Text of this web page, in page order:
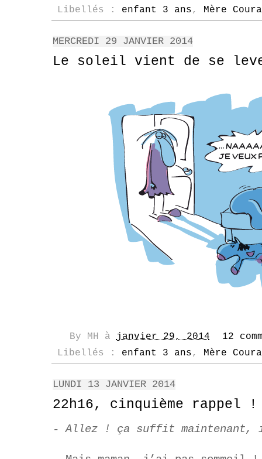
Libellés : enfant 3 ans, Mère
MERCREDI 29 JANVIER 2014
Le soleil vient de se
By MH àjanvier 29, 2014
12
Libellés : enfant 3 ans , Mère
LUNDI 13 JANVIER 2014
22h16, cinquième rappel !
- Allez ! ça suffit